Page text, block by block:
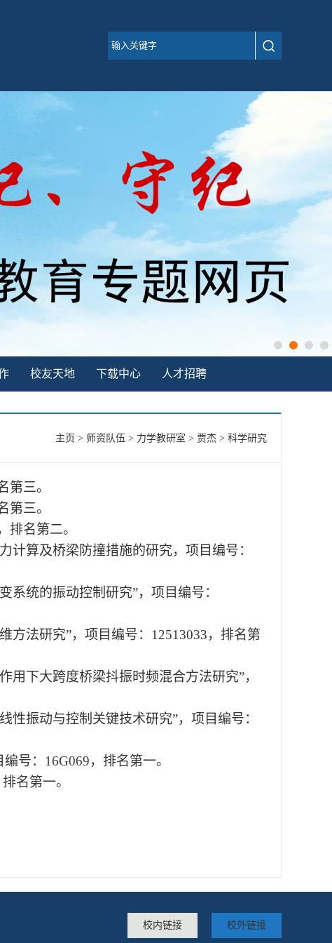
校友天地 下载中心 人才招聘
主页 > 师资队伍 > 力学教研室 > 贾杰 > 科学研究
第三。
第三。
排名第二。
计算及桥梁防撞措施的研究，项目编号：
系统的振动控制研究”，项目编号：
方法研究”，项目编号：12513033，排名第
用下大跨度桥梁抖振时频混合方法研究”，
性振动与控制关键技术研究”，项目编号：
号：16G069，排名第一。
名第一。
校外链接
校内链接